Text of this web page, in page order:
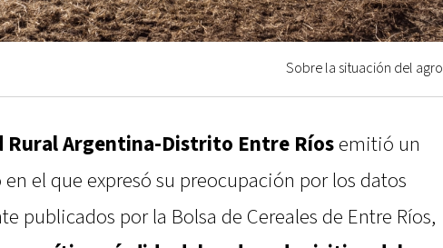
Sobre la situación del
Rural Argentina-Distrito Entre Ríosemitió un
el que expresó su preocupación por los datos
publicados por la Bolsa de Cereales de Entre Ríos,